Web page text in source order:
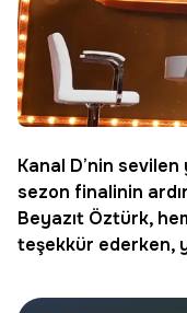
Kanal D’nin sevilen
sezon finalinin
Beyazıt Öztürk,
teşekkür ederken,